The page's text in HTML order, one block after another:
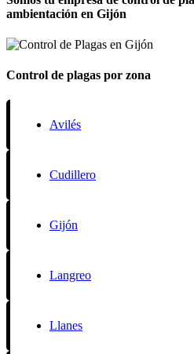
ambientación en Gijón
Control de plagas por zona
Avilés
Cudillero
Gijón
Langreo
Llanes